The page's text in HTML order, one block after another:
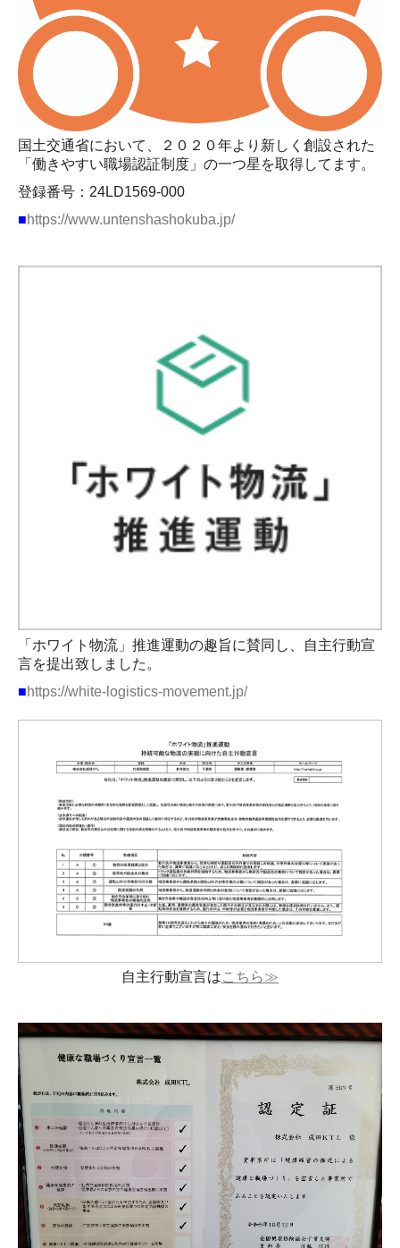
国土交通省において、２０２０年より新しく創設された
「働きやすい職場認証制度」の一つ星を取得してます。
登録番号：24LD1569-000
■https://www.untenshashokuba.jp/
「ホワイト物流」推進運動の趣旨に賛同し、自主行動宣
言を提出致しました。
■https://white-logistics-movement.jp/
自主行動宣言はこちら≫